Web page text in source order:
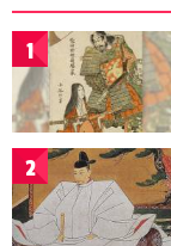
1
2